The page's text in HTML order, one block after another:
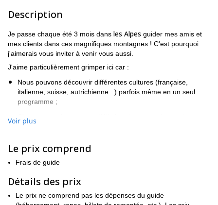
Description
Je passe chaque été 3 mois dans les Alpes guider mes amis et
mes clients dans ces magnifiques montagnes ! C'est pourquoi
j'aimerais vous inviter à venir vous aussi.
J'aime particulièrement grimper ici car :
Nous pouvons découvrir différentes cultures (française,
italienne, suisse, autrichienne...) parfois même en un seul
programme ;
C'est un excellent moyen d'éliminer les approches ardues
avec de lourds sacs à dos grâce à un accès facile aux parois ;
confortables, notamment en Italie 😉 .
Les vues sur les différents massifs (Massif du Mont Blanc,
couper le souffle ;
Il regorge d'histoires épiques sur les alpinistes célèbres qui
Voir plus
Le prix comprend
Frais de guide
Détails des prix
Le prix ne comprend pas les dépenses du guide